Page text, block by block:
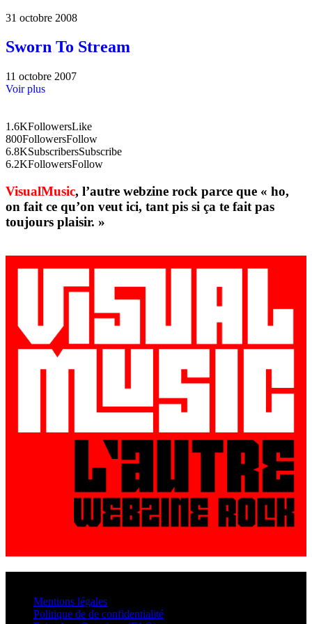
31 octobre 2008
Sworn To Stream
11 octobre 2007
Voir plus
1.6KFollowersLike
800FollowersFollow
6.8KSubscribersSubscribe
6.2KFollowersFollow
VisualMusic, l’autre webzine rock parce que « ho,
on fait ce qu’on veut ici, tant pis si ça te fait pas
toujours plaisir. »
Mentions légales
Politique de de confidentialité